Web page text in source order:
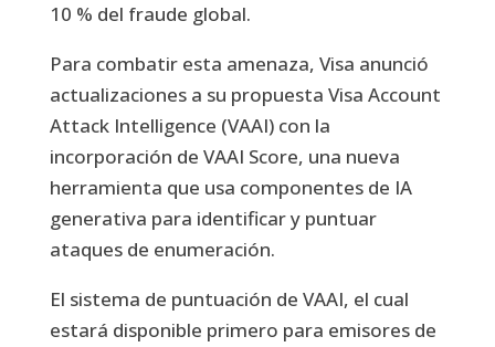
10 % del fraude global.
Para combatir esta amenaza, Visa anunció
actualizaciones a su propuesta Visa Account
Attack Intelligence (VAAI) con la
incorporación de VAAI Score, una nueva
herramienta que usa componentes de IA
generativa para identificar y puntuar
ataques de enumeración.
El sistema de puntuación de VAAI, el cual
estará disponible primero para emisores de